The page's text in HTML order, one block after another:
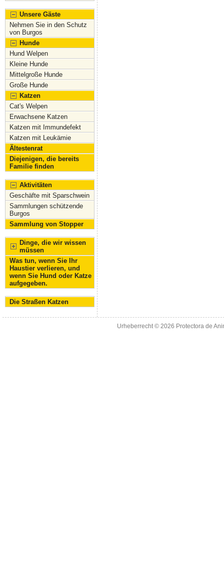
Unsere Gäste
Nehmen Sie in den Schutz
von Burgos
Hunde
Hund Welpen
Kleine Hunde
Mittelgroße Hunde
Große Hunde
Katzen
Cat's Welpen
Erwachsene Katzen
Katzen mit Immundefekt
Katzen mit Leukämie
Ältestenrat
Diejenigen, die bereits
Familie finden
Aktivitäten
Geschäfte mit Sparschwein
Sammlungen schützende
Burgos
Sammlung von Stopper
Dinge, die wir wissen
müssen
Was tun, wenn Sie Ihr
Haustier verlieren, und
wenn Sie Hund oder Katze
aufgegeben.
Die Straßen Katzen
Urheberrecht © 2026 Protectora de